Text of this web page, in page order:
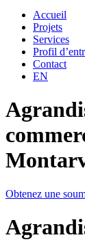
Accueil
Projets
Services
Profil
Contact
EN
Obtenez une